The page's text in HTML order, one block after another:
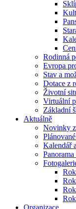
Rodinná
Evropa
Stav a
Dotace z
Životní
Virtuální
Základní
Aktuálně
Novinky
Kalendář
Panorama
Organizace